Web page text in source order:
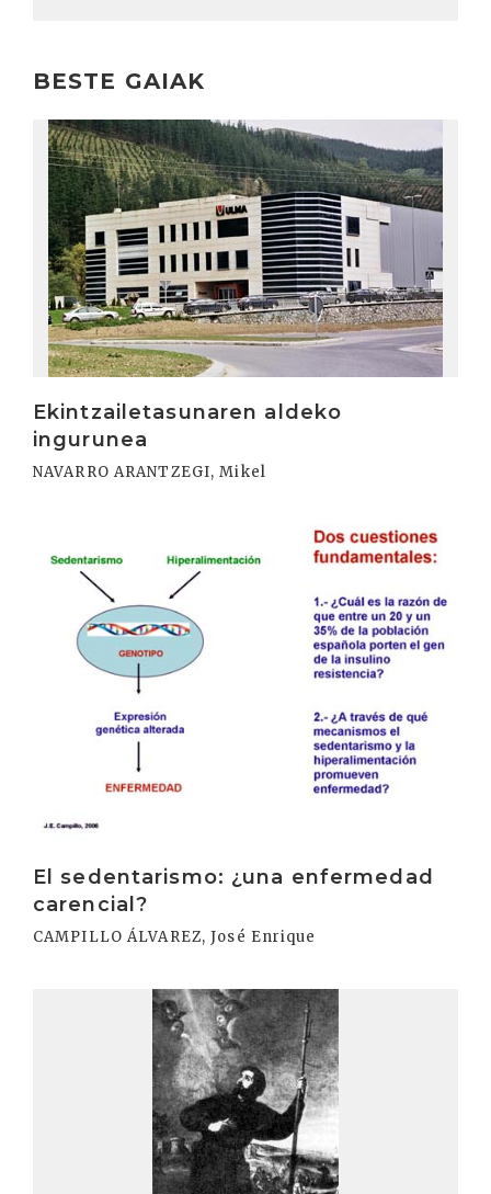
BESTE GAIAK
Ekintzailetasunaren aldeko
ingurunea
NAVARRO ARANTZEGI, Mikel
Irakurri
El sedentarismo: ¿una enfermedad
carencial?
CAMPILLO ÁLVAREZ, José Enrique